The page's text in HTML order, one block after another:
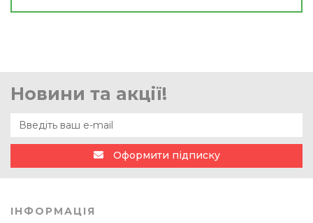
Новини та акції!
Оформити підписку
ІНФОРМАЦІЯ